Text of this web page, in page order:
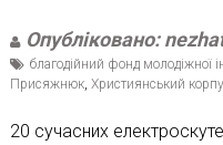
Опубліковано:
благодійний фонд молодіжної
Присяжнюк, Християнський
20 сучасних